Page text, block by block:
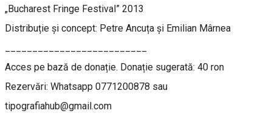
„Bucharest Fringe Festival” 2013
Distribuție și concept: Petre Ancuța și Emilian Mârnea
Acces pe bază de donație. Donație sugerată: 40 ron
Rezervări: Whatsapp 0771200878 sau
tipografiahub@gmail.com